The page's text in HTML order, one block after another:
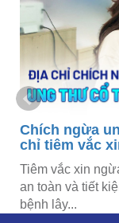
Chích ngừa
chỉ tiêm vắc
Tiêm vắc xin
an toàn và tiết
bệnh lây...